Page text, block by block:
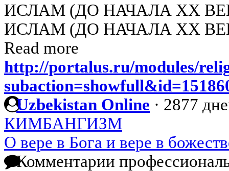
ИСЛАМ (ДО НАЧАЛА XX
ИСЛАМ (ДО НАЧАЛА XX
Read more
http://portalus.ru/modules/
Uzbekistan Online · 2877
КИМБАНГИЗМ
О вере в Бога и вере в
Комментарии